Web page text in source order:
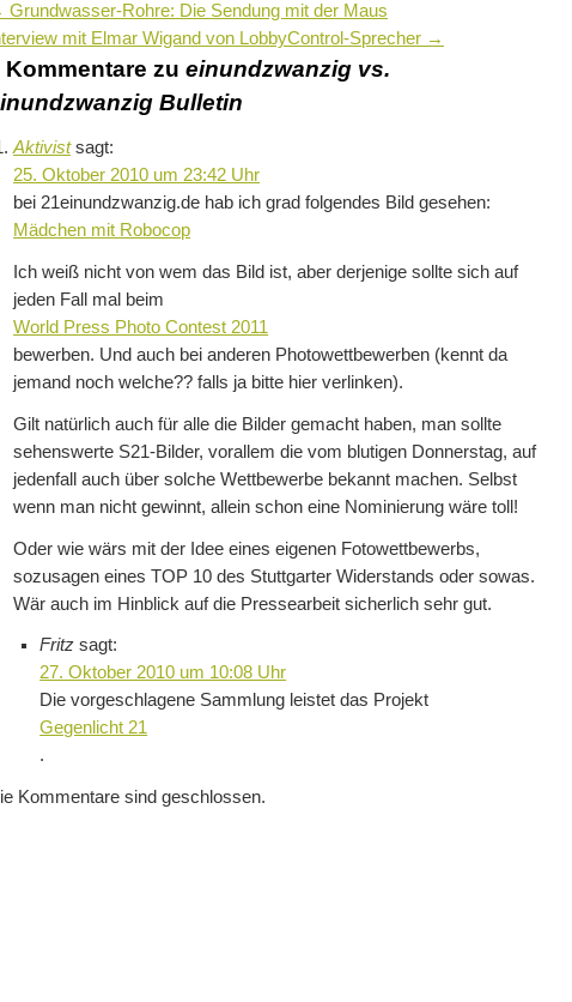
Grundwasser-Rohre: Die Sendung mit der Maus
mit Elmar Wigand von LobbyControl-Sprecher →
Kommentare zu einundzwanzig vs.
Bulletin
Aktivist sagt:
25. Oktober 2010 um 23:42 Uhr
bei 21einundzwanzig.de hab ich grad folgendes Bild gesehen:
Mädchen mit Robocop
Ich weiß nicht von wem das Bild ist, aber derjenige sollte sich auf
jeden Fall mal beim
World Press Photo Contest 2011
bewerben. Und auch bei anderen Photowettbewerben (kennt da
jemand noch welche?? falls ja bitte hier verlinken).
Gilt natürlich auch für alle die Bilder gemacht haben, man sollte
sehenswerte S21-Bilder, vorallem die vom blutigen Donnerstag, auf
jedenfall auch über solche Wettbewerbe bekannt machen. Selbst
wenn man nicht gewinnt, allein schon eine Nominierung wäre toll!
Oder wie wärs mit der Idee eines eigenen Fotowettbewerbs,
sozusagen eines TOP 10 des Stuttgarter Widerstands oder sowas.
Wär auch im Hinblick auf die Pressearbeit sicherlich sehr gut.
Fritz sagt:
27. Oktober 2010 um 10:08 Uhr
Die vorgeschlagene Sammlung leistet das Projekt
Gegenlicht 21
.
Kommentare sind geschlossen.